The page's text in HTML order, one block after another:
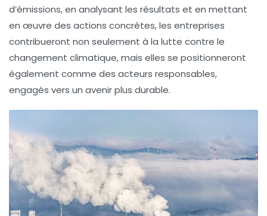
d’émissions, en analysant les résultats et en mettant
en œuvre des actions concrètes, les entreprises
contribueront non seulement à la lutte contre le
changement climatique, mais elles se positionneront
également comme des acteurs responsables,
engagés vers un avenir plus durable.